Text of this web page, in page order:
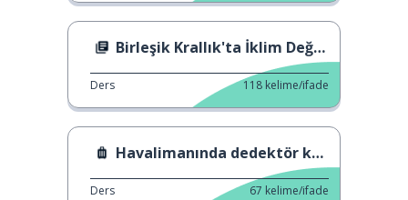
Birleşik Krallık'ta İklim Değişikliği
Ders 118 kelime/ifade
Havalimanında dedektör köpekler.
Ders 67 kelime/ifade